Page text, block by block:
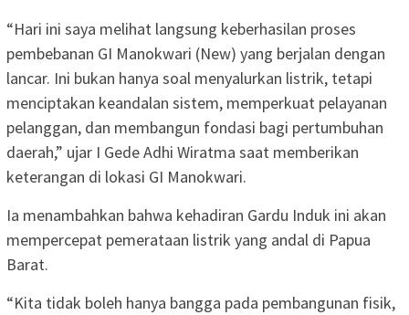
“Hari ini saya melihat langsung keberhasilan proses
pembebanan GI Manokwari (New) yang berjalan dengan
lancar. Ini bukan hanya soal menyalurkan listrik, tetapi
menciptakan keandalan sistem, memperkuat pelayanan
pelanggan, dan membangun fondasi bagi pertumbuhan
daerah,” ujar I Gede Adhi Wiratma saat memberikan
keterangan di lokasi GI Manokwari.
Ia menambahkan bahwa kehadiran Gardu Induk ini akan
mempercepat pemerataan listrik yang andal di Papua
Barat.
“Kita tidak boleh hanya bangga pada pembangunan fisik,